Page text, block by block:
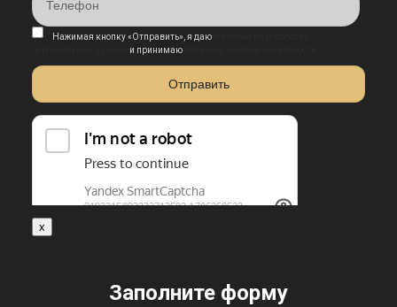
Нажимая кнопку «Отправить», я даю
и принимаю
x
Заполните форму